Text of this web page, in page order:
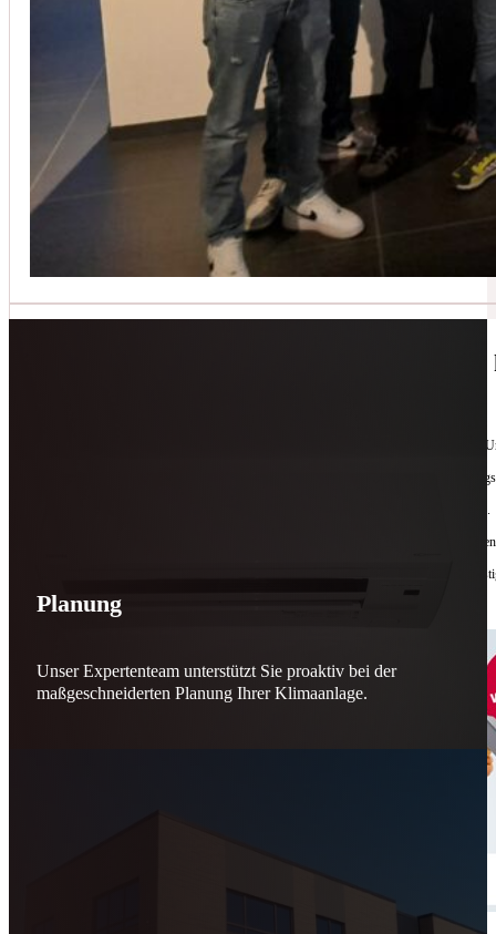
🔧 Geräte-Retter-Prämie – Weil
Manchmal braucht es nur eine zweite Chance. Für Geräte. Für Ressourcen. Für unsere
reparieren wir, was andere
Jede gerettete Maschine zählt. Jeder reparierte Motor wirkt. Jede Entscheidung macht
Reparieren statt wegwerfen. Verantwortung statt Verschwendung. Zukunft statt
Schicker. Wir bringen’s wieder zum Laufen.
Jetzt kontaktieren
Planung
Unser Expertenteam unterstützt Sie proaktiv bei der
maßgeschneiderten Planung Ihrer Klimaanlage.